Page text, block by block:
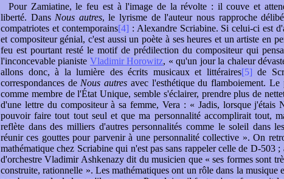
Pour Zamiatine, le feu est à l'image de la révolte : il couve et
liberté. Dans Nous autres, le lyrisme de l'auteur nous rapproche
compatriotes et contemporains[4] : Alexandre Scriabine. Si celui-ci est
et compositeur génial, c'est aussi un poète à ses heures et un artiste en
feu est pourtant resté le motif de prédilection du compositeur qui
l'inconcevable pianiste Vladimir Horowitz, « qu'un jour la chaleur
allons donc, à la lumière des écrits musicaux et littéraires[5] de
correspondances de Nous autres avec l'esthétique du flamboiement. Le
comme membre de l'État Unique, semble s'éclairer, prendre plus de
d'une lettre du compositeur à sa femme, Vera : « Jadis, lorsque j'étais
pouvoir faire tout tout seul et que ma personnalité accomplirait tout,
reflète dans des milliers d'autres personnalités comme le soleil dans
réunir ces gouttes pour parvenir à une personnalité collective ». On
mathématique chez Scriabine qui n'est pas sans rappeler celle de D-503
d'orchestre Vladimir Ashkenazy dit du musicien que « ses formes sont
construite, rationnelle ». Les mathématiques ont un rôle dans la musique